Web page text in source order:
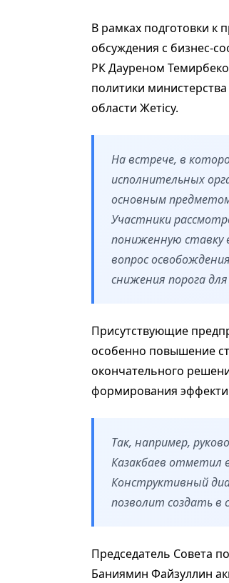
В рамках подготовки
обсуждения с бизнес-
РК Дауреном
политики
области Жетісу.
На встрече, в
исполнительных
основным
Участники
пониженную ставку
вопрос
снижения порога
Присутствующие
особенно повышение
окончательного
формирования
Так, например,
Казакбаев отметил
Конструктивный
позволит создать в
Председатель Совета
Баниямин Файзуллин